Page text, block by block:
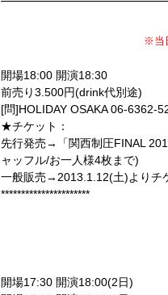
※当
開場18:00 開演18:30
前売り3.500円(drink代別途)
[問]HOLIDAY OSAKA 06-6362-
★チケット：
先行発売→「関西制圧FINAL
ャッフル/お一人様4枚まで)
一般販売→2013.1.12(土)よりチ
**********************
開場17:30 開演18:00(2日)